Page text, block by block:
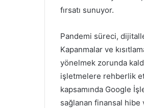
fırsatı sunuyor.
Pandemi süreci,
Kapanmalar ve
yönelmek zorunda
işletmelere rehberlik
kapsamında Google
sağlanan finansal hibe